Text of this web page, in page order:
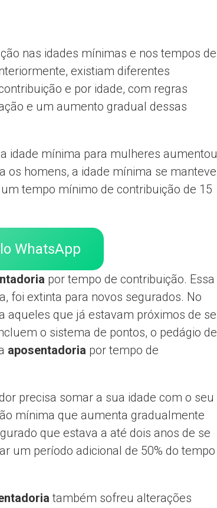
nas idades mínimas e nos tempos de
existiam diferentes
e por idade, com regras
e um aumento gradual dessas
idade mínima para mulheres aumentou
os homens, a idade mínima se manteve
tempo mínimo de contribuição de 15
WhatsApp
por tempo de contribuição. Essa
foi extinta para novos segurados. No
aqueles que já estavam próximos de se
o sistema de pontos, o pedágio de
aposentadoria por tempo de
precisa somar a sua idade com o seu
mínima que aumenta gradualmente
que estava a até dois anos de se
um período adicional de 50% do tempo
também sofreu alterações